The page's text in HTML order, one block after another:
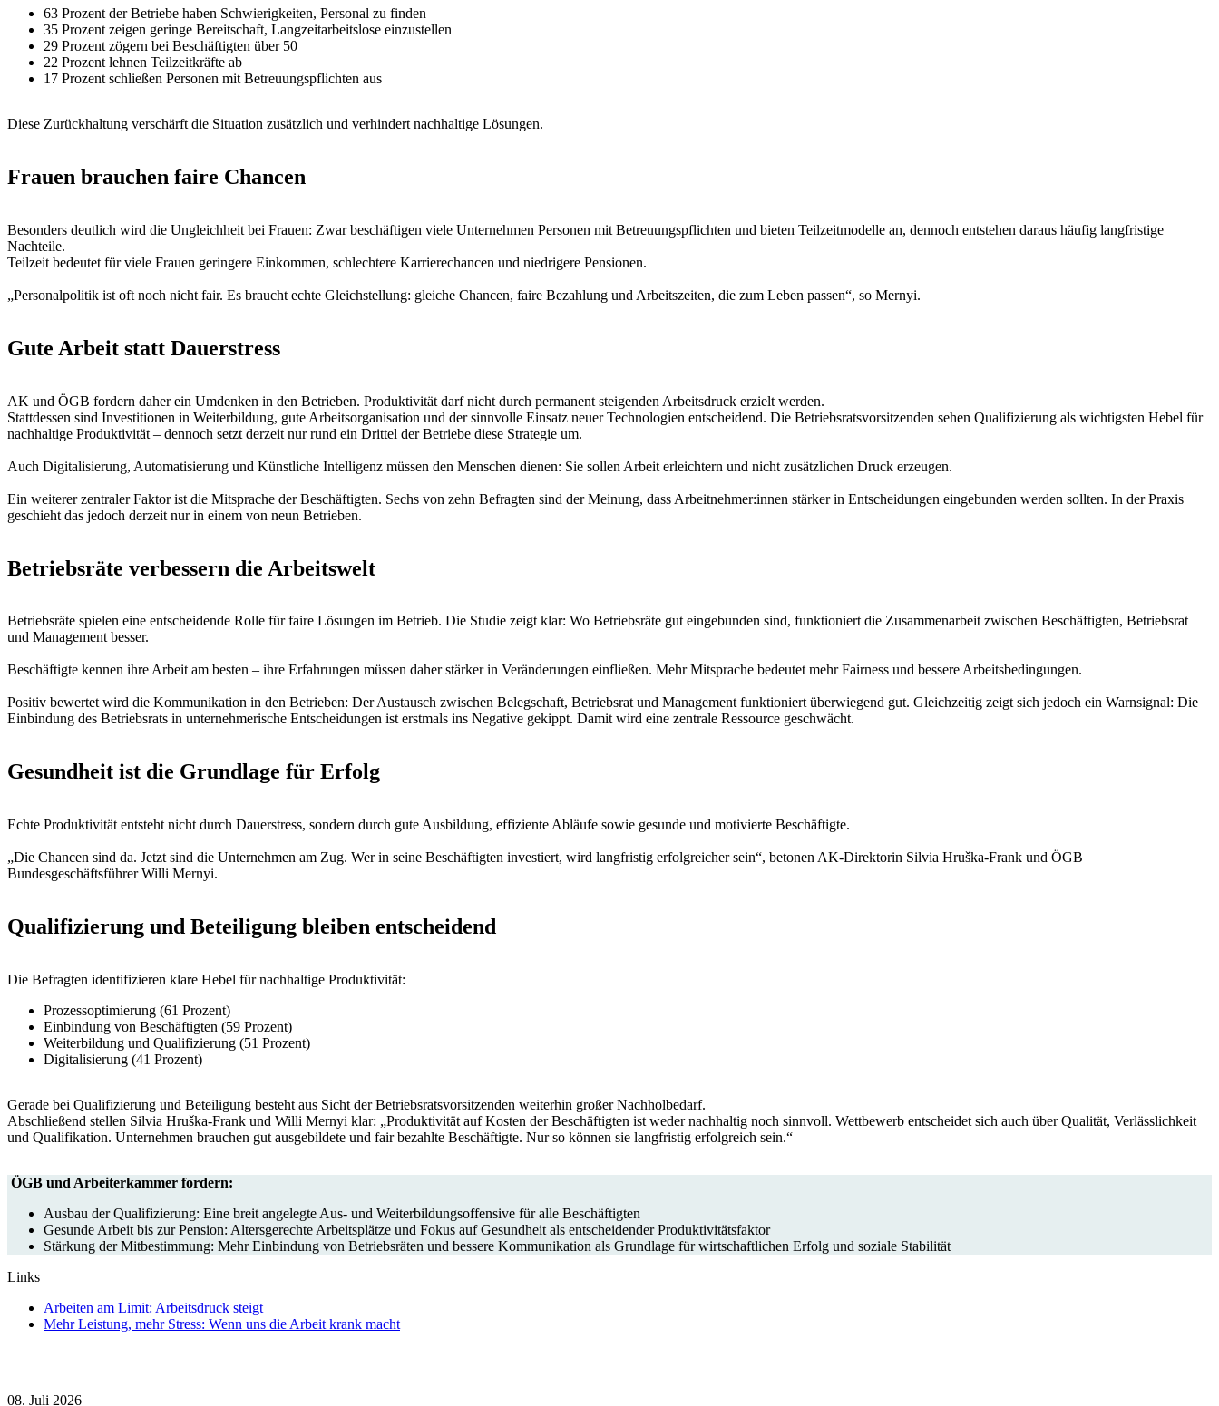
63 Prozent der Betriebe haben Schwierigkeiten, Personal zu finden
35 Prozent zeigen geringe Bereitschaft, Langzeitarbeitslose einzustellen
29 Prozent zögern bei Beschäftigten über 50
22 Prozent lehnen Teilzeitkräfte ab
17 Prozent schließen Personen mit Betreuungspflichten aus
Diese Zurückhaltung verschärft die Situation zusätzlich und verhindert nachhaltige Lösungen.
Frauen brauchen faire Chancen
Besonders deutlich wird die Ungleichheit bei Frauen: Zwar beschäftigen viele Unternehmen Personen mit Betreuungspflichten und bieten Teilzeitmodelle an, dennoch entstehen daraus häufig langfristige
Nachteile.
Teilzeit bedeutet für viele Frauen geringere Einkommen, schlechtere Karrierechancen und niedrigere Pensionen.
„Personalpolitik ist oft noch nicht fair. Es braucht echte Gleichstellung: gleiche Chancen, faire Bezahlung und Arbeitszeiten, die zum Leben passen“, so Mernyi.
Gute Arbeit statt Dauerstress
AK und ÖGB fordern daher ein Umdenken in den Betrieben. Produktivität darf nicht durch permanent steigenden Arbeitsdruck erzielt werden.
Stattdessen sind Investitionen in Weiterbildung, gute Arbeitsorganisation und der sinnvolle Einsatz neuer Technologien entscheidend. Die Betriebsratsvorsitzenden sehen Qualifizierung als wichtigsten Hebel für
nachhaltige Produktivität – dennoch setzt derzeit nur rund ein Drittel der Betriebe diese Strategie um.
Auch Digitalisierung, Automatisierung und Künstliche Intelligenz müssen den Menschen dienen: Sie sollen Arbeit erleichtern und nicht zusätzlichen Druck erzeugen.
Ein weiterer zentraler Faktor ist die Mitsprache der Beschäftigten. Sechs von zehn Befragten sind der Meinung, dass Arbeitnehmer:innen stärker in Entscheidungen eingebunden werden sollten. In der Praxis
geschieht das jedoch derzeit nur in einem von neun Betrieben.
Betriebsräte verbessern die Arbeitswelt
Betriebsräte spielen eine entscheidende Rolle für faire Lösungen im Betrieb. Die Studie zeigt klar: Wo Betriebsräte gut eingebunden sind, funktioniert die Zusammenarbeit zwischen Beschäftigten, Betriebsrat
und Management besser.
Beschäftigte kennen ihre Arbeit am besten – ihre Erfahrungen müssen daher stärker in Veränderungen einfließen. Mehr Mitsprache bedeutet mehr Fairness und bessere Arbeitsbedingungen.
Positiv bewertet wird die Kommunikation in den Betrieben: Der Austausch zwischen Belegschaft, Betriebsrat und Management funktioniert überwiegend gut. Gleichzeitig zeigt sich jedoch ein Warnsignal: Die
Einbindung des Betriebsrats in unternehmerische Entscheidungen ist erstmals ins Negative gekippt. Damit wird eine zentrale Ressource geschwächt.
Gesundheit ist die Grundlage für Erfolg
Echte Produktivität entsteht nicht durch Dauerstress, sondern durch gute Ausbildung, effiziente Abläufe sowie gesunde und motivierte Beschäftigte.
„Die Chancen sind da. Jetzt sind die Unternehmen am Zug. Wer in seine Beschäftigten investiert, wird langfristig erfolgreicher sein“, betonen AK-Direktorin Silvia Hruška-Frank und ÖGB
Bundesgeschäftsführer Willi Mernyi.
Qualifizierung und Beteiligung bleiben entscheidend
Die Befragten identifizieren klare Hebel für nachhaltige Produktivität:
Prozessoptimierung (61 Prozent)
Einbindung von Beschäftigten (59 Prozent)
Weiterbildung und Qualifizierung (51 Prozent)
Digitalisierung (41 Prozent)
Gerade bei Qualifizierung und Beteiligung besteht aus Sicht der Betriebsratsvorsitzenden weiterhin großer Nachholbedarf.
Abschließend stellen Silvia Hruška-Frank und Willi Mernyi klar: „Produktivität auf Kosten der Beschäftigten ist weder nachhaltig noch sinnvoll. Wettbewerb entscheidet sich auch über Qualität, Verlässlichkeit
und Qualifikation. Unternehmen brauchen gut ausgebildete und fair bezahlte Beschäftigte. Nur so können sie langfristig erfolgreich sein.“
ÖGB und Arbeiterkammer fordern:
Ausbau der Qualifizierung: Eine breit angelegte Aus- und Weiterbildungsoffensive für alle Beschäftigten
Gesunde Arbeit bis zur Pension: Altersgerechte Arbeitsplätze und Fokus auf Gesundheit als entscheidender Produktivitätsfaktor
Stärkung der Mitbestimmung: Mehr Einbindung von Betriebsräten und bessere Kommunikation als Grundlage für wirtschaftlichen Erfolg und soziale Stabilität
Links
Arbeiten am Limit: Arbeitsdruck steigt
Mehr Leistung, mehr Stress: Wenn uns die Arbeit krank macht
08. Juli 2026